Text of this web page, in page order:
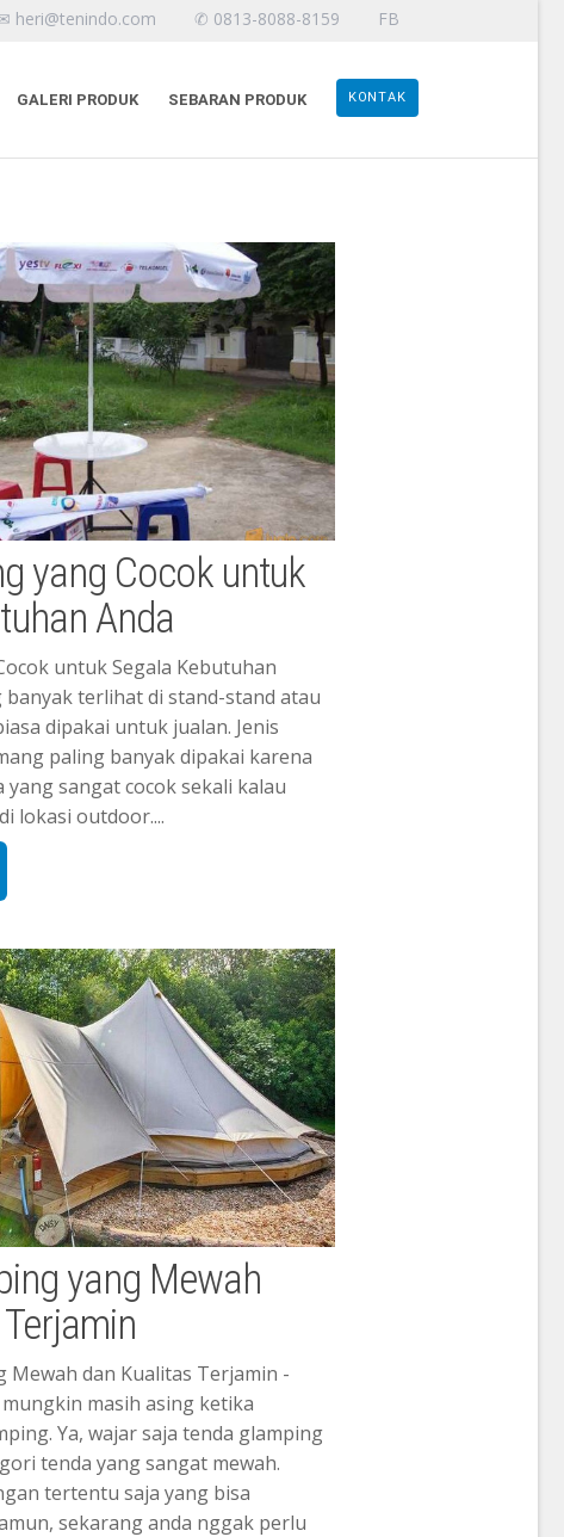
heri@tenindo.com ✆ 0813-8088-8159 FB
GALERI PRODUK SEBARAN PRODUK KONTAK
yang Cocok untuk
Anda
untuk Segala Kebutuhan
banyak terlihat di stand-stand atau
dipakai untuk jualan. Jenis
paling banyak dipakai karena
sangat cocok sekali kalau
lokasi outdoor....
yang Mewah
Mewah dan Kualitas Terjamin -
masih asing ketika
Ya, wajar saja tenda glamping
tenda yang sangat mewah.
tertentu saja yang bisa
sekarang anda nggak perlu